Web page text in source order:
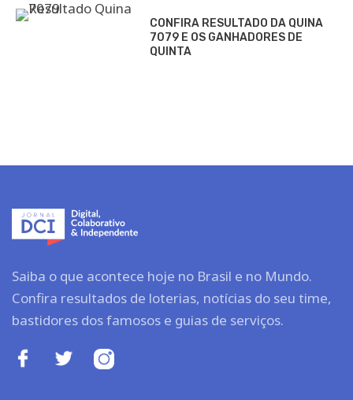
CONFIRA RESULTADO DA QUINA
7079 E OS GANHADORES DE
QUINTA
Saiba o que acontece hoje no Brasil e no Mundo.
Confira resultados de loterias, notícias do seu time,
bastidores dos famosos e guias de serviços.